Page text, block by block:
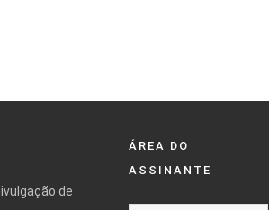
de
ÁREA DO
ASSINANTE